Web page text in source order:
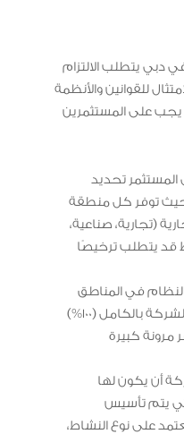
دبي يتطلب الالتزام
للقوانين والأنظمة
يجب على المستثمرين
تحديد
حيث توفر كل منطقة
(تجارية، صناعية،
قد يتطلب ترخيصًا
في المناطق
الحرة للمستثمرين الأجانب بامتلاك الشركة بالكامل (100%)
مرونة كبيرة
أن يكون لها
يتم تأسيس
على نوع النشاط،